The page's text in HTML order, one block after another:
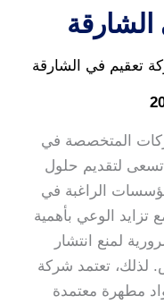
تعقيم في الشارقة
المتخصصة في
لتقديم حلول
الراغبة في
تزايد الوعي بأهمية
لمنع انتشار
لذلك، تعتمد شركة
مطهرة معتمدة